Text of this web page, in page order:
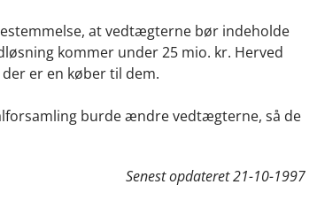
at vedtægterne bør indeholde
kommer under 25 mio. kr. Herved
er en køber til dem.
burde ændre vedtægterne, så de
Senest opdateret21-10-1997